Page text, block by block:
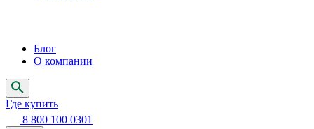
Блог
О компании
Где купить
8 800 100 0301